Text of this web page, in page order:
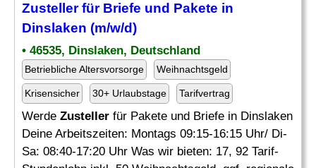
Zustellerfür Briefe und Pakete in
Dinslaken (m/w/d)
• 46535, Dinslaken, Deutschland
Betriebliche Altersvorsorge Weihnachtsgeld
Krisensicher 30+ Urlaubstage Tarifvertrag
Werde Zusteller für Pakete und Briefe in Dinslaken
Deine Arbeitszeiten: Montags 09:15-16:15 Uhr/ Di-
Sa: 08:40-17:20 Uhr Was wir bieten: 17, 92 Tarif-